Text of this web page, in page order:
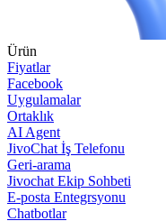
Ürün
Fiyatlar
Facebook
Uygulamalar
Ortaklık
AI Agent
JivoChat İş Telefonu
Geri-arama
Jivochat Ekip Sohbeti
E-posta Entegrsyonu
Chatbotlar